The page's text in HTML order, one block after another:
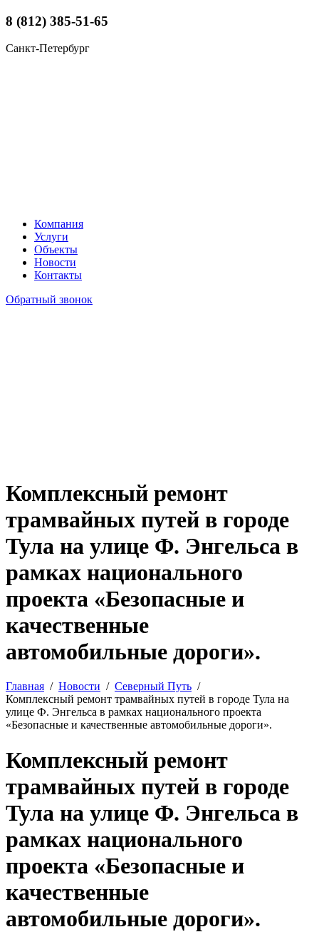
8 (812) 385-51-65
Санкт-Петербург
Компания
Услуги
Объекты
Новости
Контакты
Обратный звонок
Комплексный ремонт
трамвайных путей в городе
Тула на улице Ф. Энгельса в
рамках национального
проекта «Безопасные и
качественные
автомобильные дороги».
Главная Новости
Северный Путь
Комплексный ремонт трамвайных путей в городе Тула на
улице Ф. Энгельса в рамках национального проекта
«Безопасные и качественные автомобильные дороги».
Комплексный ремонт
трамвайных путей в городе
Тула на улице Ф. Энгельса в
рамках национального
проекта «Безопасные и
качественные
автомобильные дороги».